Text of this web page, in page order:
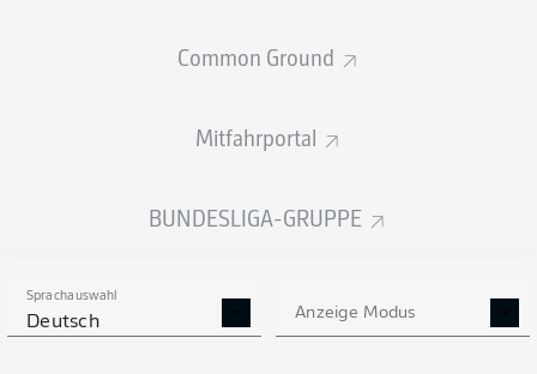
Common Ground
Mitfahrportal
BUNDESLIGA-GRUPPE
Sprachauswahl
Deutsch Anzeige Modus
Nathanaël Mbukuauch ein Bundesliga-Spieler vom